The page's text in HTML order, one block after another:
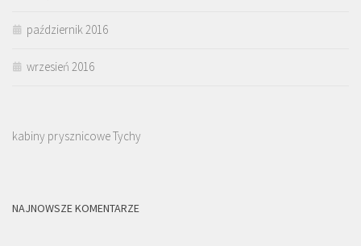
październik 2016
wrzesień 2016
kabiny prysznicowe Tychy
NAJNOWSZE KOMENTARZE